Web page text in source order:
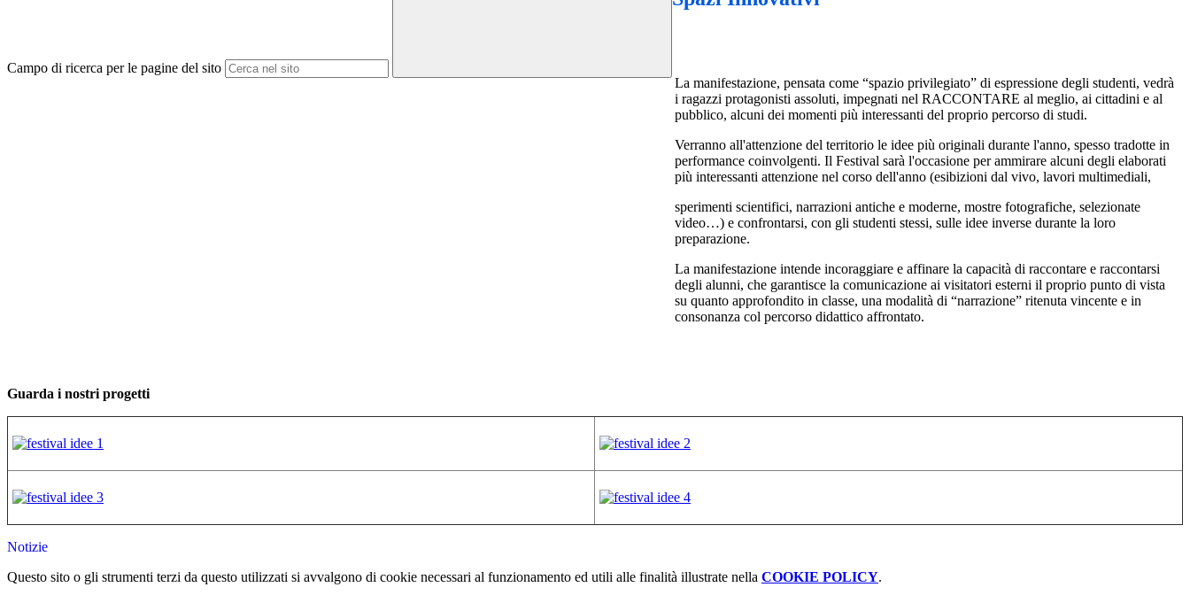
Campo di ricerca per le pagine del sito
La manifestazione, pensata come “spazio privilegiato” di espressione degli studenti, vedrà
i ragazzi protagonisti assoluti, impegnati nel RACCONTARE al meglio, ai cittadini e al
pubblico, alcuni dei momenti più interessanti del proprio percorso di studi.
Verranno all'attenzione del territorio le idee più originali durante l'anno, spesso tradotte in
performance coinvolgenti. Il Festival sarà l'occasione per ammirare alcuni degli elaborati
più interessanti attenzione nel corso dell'anno (esibizioni dal vivo, lavori multimediali,
sperimenti scientifici, narrazioni antiche e moderne, mostre fotografiche, selezionate
video…) e confrontarsi, con gli studenti stessi, sulle idee inverse durante la loro
preparazione.
La manifestazione intende incoraggiare e affinare la capacità di raccontare e raccontarsi
degli alunni, che garantisce la comunicazione ai visitatori esterni il proprio punto di vista
su quanto approfondito in classe, una modalità di “narrazione” ritenuta vincente e in
consonanza col percorso didattico affrontato.
Guarda i nostri progetti
Notizie
Questo sito o gli strumenti terzi da questo utilizzati si avvalgono di cookie necessari al funzionamento ed utili alle finalità illustrate nella COOKIE POLICY.